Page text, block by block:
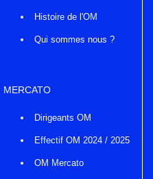
Histoire de l'OM
Qui sommes nous ?
MERCATO
Dirigeants OM
Effectif OM 2024 / 2025
OM Mercato